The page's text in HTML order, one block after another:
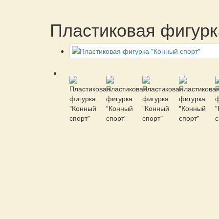
Пластиковая